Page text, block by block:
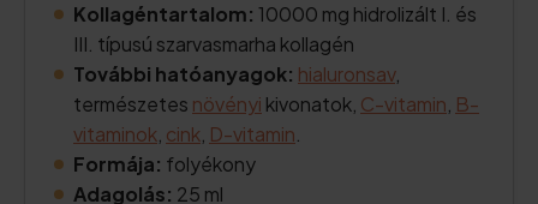
Kollagéntartalom: 10000 mg hidrolizált I. és
III. típusú szarvasmarha kollagén
További hatóanyagok: hialuronsav,
természetes növényi kivonatok, C-vitamin B-
vitaminok cink D-vitamin
Formája: folyékony
Adagolás: 25 ml